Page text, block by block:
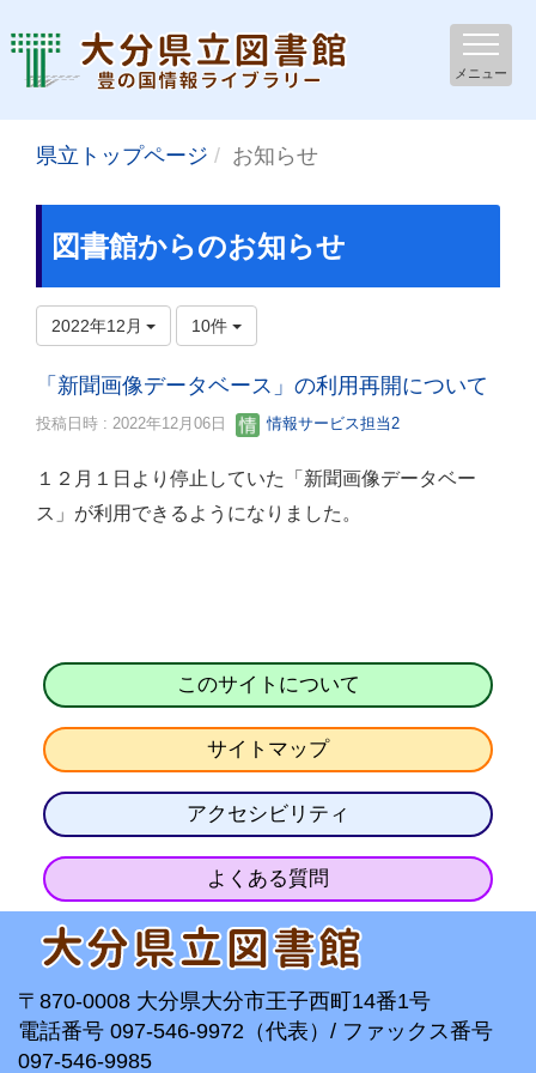
メニュー
県立トップページ お知らせ
図書館からのお知らせ
2022年12月 10件
「新聞画像データベース」の利用再開について
投稿日時 : 2022年12月06日 情報サービス担当2
１２月１日より停止していた「新聞画像データベー
ス」が利用できるようになりました。
このサイトについて
サイトマップ
アクセシビリティ
よくある質問
〒870-0008 大分県大分市王子西町14番1号
電話番号 097-546-9972（代表）/ ファックス番号
097-546-9985